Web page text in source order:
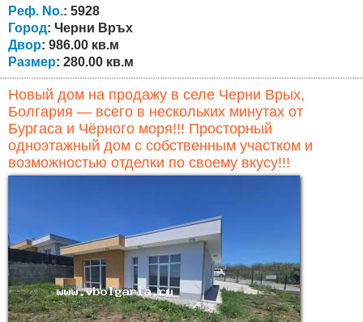
площадью 986 кв.м и спроектирован с современной
архитектурой, удобной...
Реф. No.: 5928
Город: Черни Връх
Двор: 986.00 кв.м
Размер: 280.00 кв.м
Новый дом на продажу в селе Черни Врых,
Болгария — всего в нескольких минутах от
Бургаса и Чёрного моря!!! Просторный
одноэтажный дом с собственным участком и
возможностью отделки по своему вкусу!!!